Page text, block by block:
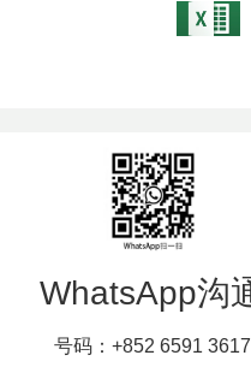
WhatsApp沟
号码：+852 6591 3617